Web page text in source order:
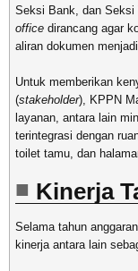
Seksi Bank, dan Seksi
office dirancang agar
aliran dokumen
Untuk memberikan
(stakeholder), KPPN
layanan, antara lain
terintegrasi dengan
toilet tamu, dan
Kinerja
Selama tahun
kinerja antara lain